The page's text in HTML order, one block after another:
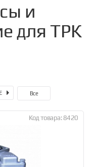
и
для ТРК
Все
Код товара: 8420